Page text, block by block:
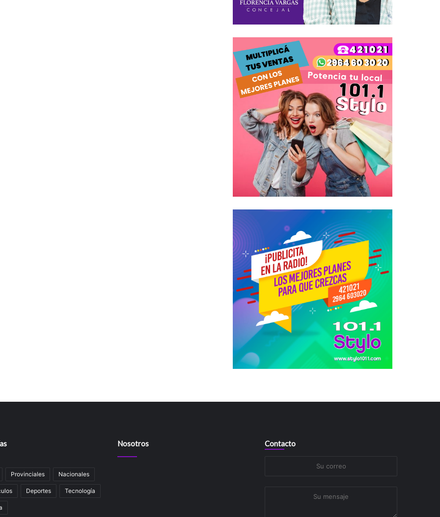
Provinciales Nacionales
Deportes Tecnología
Nosotros Contacto